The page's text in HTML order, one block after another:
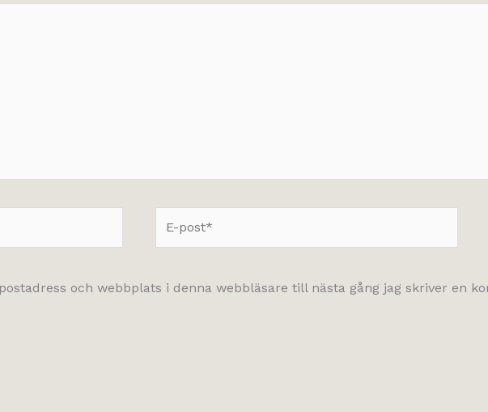
post*
och webbplats i denna webbläsare till nästa gång jag skriver en